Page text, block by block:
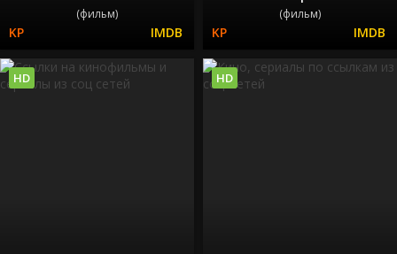
(фильм) (фильм)
HD HD